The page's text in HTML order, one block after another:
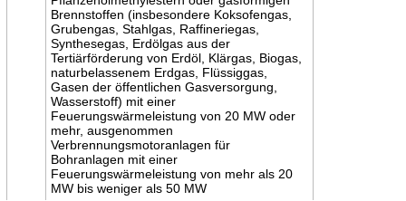
Brennstoffen (insbesondere Koksofengas,
Grubengas, Stahlgas, Raffineriegas,
Synthesegas, Erdölgas aus der
Tertiärförderung von Erdöl, Klärgas, Biogas,
naturbelassenem Erdgas, Flüssiggas,
Gasen der öffentlichen Gasversorgung,
Wasserstoff) mit einer
Feuerungswärmeleistung von 20 MW oder
mehr, ausgenommen
Verbrennungsmotoranlagen für
Bohranlagen mit einer
Feuerungswärmeleistung von mehr als 20
MW bis weniger als 50 MW